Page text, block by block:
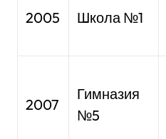
2005 Школа №1
2007
Гимназия
№5